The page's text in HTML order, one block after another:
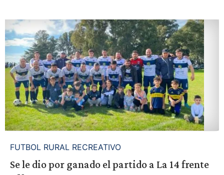
FUTBOL RURAL RECREATIVO
Se le dio por ganado el partido a La 14 frente